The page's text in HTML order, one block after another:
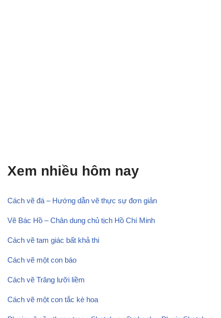
Xem nhiều hôm nay
Cách vẽ đá – Hướng dẫn vẽ thực sự đơn giản
Vẽ Bác Hồ – Chân dung chủ tịch Hồ Chí Minh
Cách vẽ tam giác bất khả thi
Cách vẽ một con báo
Cách vẽ Trăng lưỡi liềm
Cách vẽ một con tắc kè hoa